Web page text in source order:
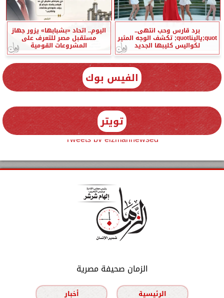
برد قارس وحب انتهى..
quot;ياليناquot; تكشف الوجه المثير
لكواليس كليبها الجديد
اليوم.. اتحاد «بشبابها» يزور جهاز
مستقبل مصر للتعرف على
المشروعات القومية
الفيس بوك
تويتر
Tweets by elzmannewseg
الزمان صحيفة مصرية
الرئيسية
أخبار